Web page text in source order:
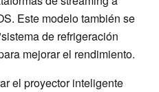
Este modelo también se
de refrigeración
mejorar el rendimiento.
el proyector inteligente